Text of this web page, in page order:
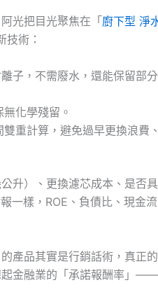
光把目光聚焦在「 廚下型 淨
技術：
離子，不需廢水，還能保留部
化學殘留。
雙重計算，避免過早更換浪費
升）、更換濾芯成本、是否
一樣，ROE、負債比、現金
產品其實是行銷話術，真正
起金融業的「承諾報酬率」